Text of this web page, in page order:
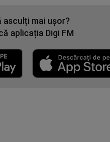
asculți mai ușor?
aplicația Digi FM